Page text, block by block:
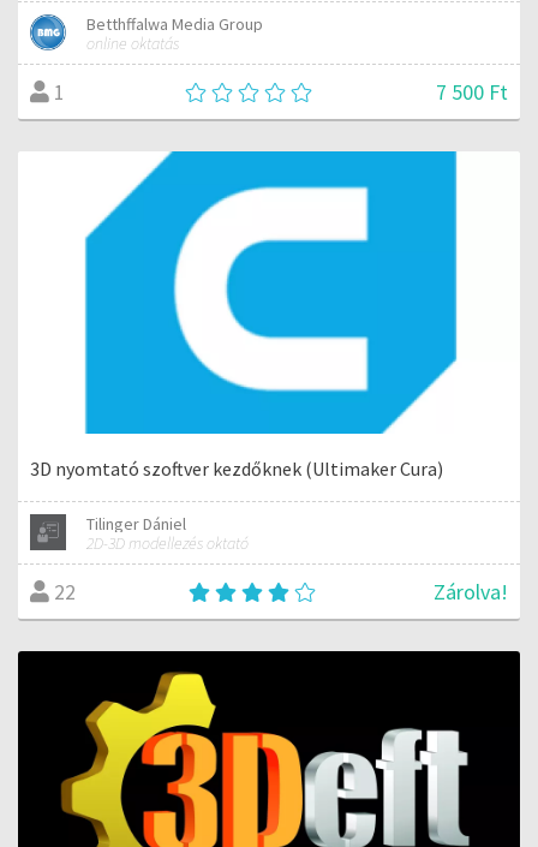
Betthffalwa Media Group
online oktatás
1 7 500 Ft
3D nyomtató szoftver kezdőknek (Ultimaker Cura)
Tilinger Dániel
2D-3D modellezés oktató
22 Zárolva!